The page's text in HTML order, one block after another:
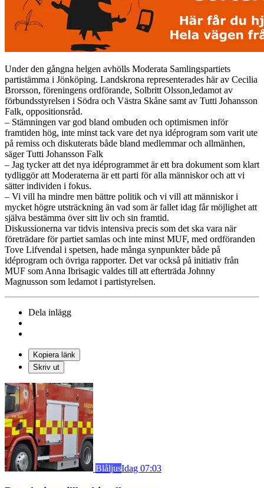
Under den gångna helgen avhölls Moderata Samlingspartiets
partistämma i Jönköping. Landskrona representerades här av Cecilia
Brorsson, föreningens ordförande, Solbritt Olsson,ledamot av
förbundsstyrelsen i Södra och Västra Skåne samt av Tutti Johansson
Falk, oppositionsråd.
– Stämningen var god bland ombuden och optimismen inför
framtiden hög, inte minst tack vare det nya idéprogram som varit ute
på remiss och diskuterats både bland medlemmar och allmänhen,
säger Tutti Johansson Falk
– Jag tycker att det nya idéprogrammet är ett bra dokument som klart
tydliggör att Moderaterna är ett parti för alla människor och att vi
sätter individen i fokus.
– Vi vill ha mindre men bättre politik och vi vill att människor i
mycket högre utsträckning än vad som är fallet idag får möjlighet att
själva bestämma över sitt liv och sin framtid.
Diskussionerna var tidvis intensiva precis som det ska vara när
företrädare för partiet samlas och inte minst MUF, med ordföranden
Tove Lifvendal i spetsen, hade många synpunkter både på
idéprogram och övriga rapporter. Det var också på initiativ från
MUF som Anna Ibrisagic valdes till att efterträda Johnny
Magnusson som ledamot i partistyrelsen.
Dela inlägg
Kopiera länk
Skriv ut
BlåljusIdag 07:03